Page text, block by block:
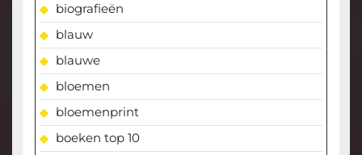
biografieën
blauw
blauwe
bloemen
bloemenprint
boeken top 10